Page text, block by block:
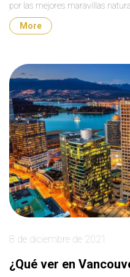
por las mejores maravillas
More
8 de diciembre de 2021
¿Qué ver en